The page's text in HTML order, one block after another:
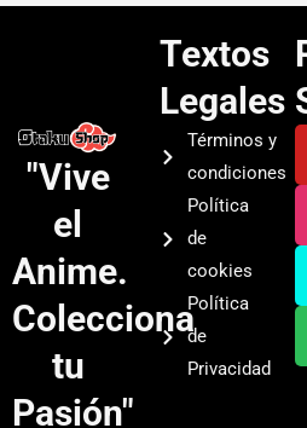
"Vive
el
Anime.
Colecciona
tu
Pasión"
Textos
Legales
Términos y
condiciones
Política
de
cookies
Política
de
Privacidad